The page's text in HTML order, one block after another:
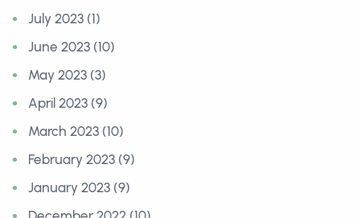
July 2023 (1)
June 2023 (10)
May 2023 (3)
April 2023 (9)
March 2023 (10)
February 2023 (9)
January 2023 (9)